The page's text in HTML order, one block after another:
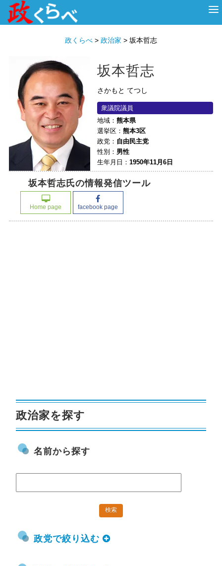
政くらべ > 政治家 > 坂本哲志
坂本哲志
さかもと てつし
衆議院議員
地域： 熊本県
選挙区： 熊本3区
政党： 自由民主党
性別： 男性
生年月日： 1950年11月6日
坂本哲志氏の情報発信ツール
Home page facebook page
政治家を探す
名前から探す
政党で絞り込む